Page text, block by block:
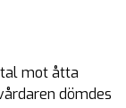
mot åtta
dömdes